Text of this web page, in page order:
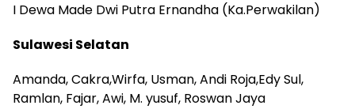
I Dewa Made Dwi Putra Ernandha (Ka.Perwakilan)
Sulawesi Selatan
Amanda, Cakra,Wirfa, Usman, Andi Roja,Edy Sul,
Ramlan, Fajar, Awi, M. yusuf, Roswan Jaya